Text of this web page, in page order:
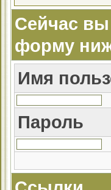
Сейчас вы
форму
Имя
Пароль